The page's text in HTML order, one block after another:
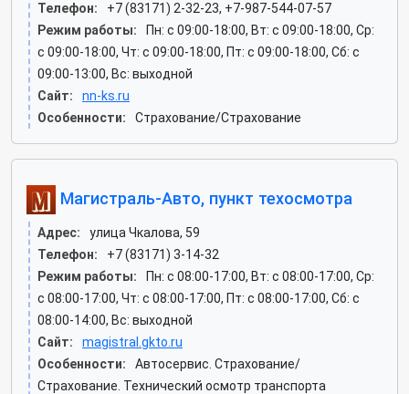
Телефон:
+7 (83171) 2-32-23, +7-987-544-07-57
Режим работы:
Пн: c 09:00-18:00, Вт: c 09:00-18:00, Ср:
c 09:00-18:00, Чт: c 09:00-18:00, Пт: c 09:00-18:00, Сб: c
09:00-13:00, Вс: выходной
Сайт:
nn-ks.ru
Особенности:
Страхование/Страхование
Магистраль-Авто, пункт техосмотра
Адрес:
улица Чкалова, 59
Телефон:
+7 (83171) 3-14-32
Режим работы:
Пн: c 08:00-17:00, Вт: c 08:00-17:00, Ср:
c 08:00-17:00, Чт: c 08:00-17:00, Пт: c 08:00-17:00, Сб: c
08:00-14:00, Вс: выходной
Сайт:
magistral.gkto.ru
Особенности:
Автосервис. Страхование/
Страхование. Технический осмотр транспорта